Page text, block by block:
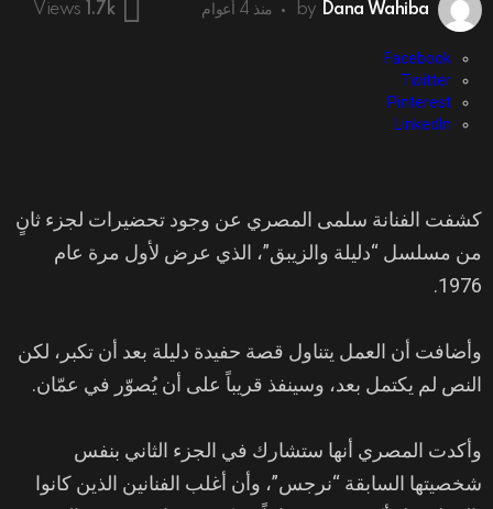
by Dana Wahiba منذ 4 أعوام 1.7k
Views
Facebook
Twitter
Pinterest
LinkedIn
كشفت الفنانة سلمى المصري عن وجود تحضيرات لجزء ثانٍ
من مسلسل “دليلة والزيبق”، الذي عرض لأول مرة عام
1976.
وأضافت أن العمل يتناول قصة حفيدة دليلة بعد أن تكبر، لكن
النص لم يكتمل بعد، وسينفذ قريباً على أن يُصوّر في عمّان.
وأكدت المصري أنها ستشارك في الجزء الثاني بنفس
شخصيتها السابقة “نرجس”، وأن أغلب الفنانين الذين كانوا